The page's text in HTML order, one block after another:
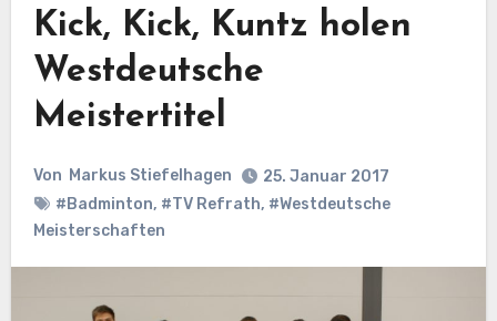
Kick, Kick, Kuntz holen
Westdeutsche
Meistertitel
Von Markus Stiefelhagen
25. Januar 2017
#Badminton, #TV Refrath, #Westdeutsche
Meisterschaften